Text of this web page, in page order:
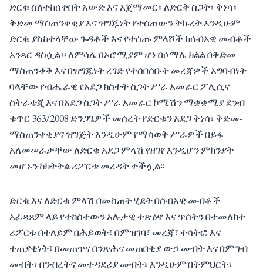
ድርቁ ስለተከሰተበት አውድ እና አጀማመር፣ ለድርቅ ስጋት፣ ቅነሳ፣
ቅድመ ማስጠንቀቂያ እና ዝግጁነት የተሰጠውን ትኩረት እንዲሁም
ድርቁ ያስከተላቸው ጉዳቶች እና የተሰጡ ምላሾች ከሰብአዊ መብቶች
አንጻር ዳስሷል። ለምሳሌ በኦሮሚያም ሆነ በሶማሌ ክልል በቅድመ
ማስጠንቀቅ እና በዝግጁነት ረገድ የተሰበሰቡት መረጃዎች አግባብነት
ባላቸው የብሔራዊ የአደጋ ክስተት ስጋት ሥራ አመራር ፖሊሲና
ስትራቴጂ እና በአደጋ ስጋት ሥራ አመራር ኮሚሽን ማቋቋሚያ ደንብ
ቁጥር 363/2008 ድንጋጌዎች መሰረት የድርቁን አደጋ ቅነሳ፣ ቅድመ-
ማስጠንቀቂያና ዝግጅት እንዲሁም የማሳወቅ ሥራዎች በይፋ
አለመሠራታቸው ለድርቁ አደጋ ምላሽ የዘገየ እንዲሆን ምክንያት
መሆኑን ከክትትል ሪፖርቱ መረዳት ተችሏል፡፡
ድርቁ እና ለድርቁ ምላሽ በመስጠት ሂደት በሰብአዊ መብቶች
አፈጻጸም ላይ የተከሰተውን አሉታዊ ተጽዕኖ እና ጥሰትን በተመለከተ
ሪፖርቱ በተለይም በሕይወት፣ በምዝገባ፣ መረጃ፣ ተሳትፎ እና
ተጠያቂነት፣ በመጠጥና በንጽሕና መጠበቂያ ውኃ መብት እና በምግብ
መብት፣ በንብረትና መተዳደሪያ መብት፣ እንዲሁም በትምህርት፣